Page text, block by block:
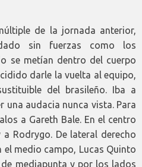
de la jornada anterior,
sin fuerzas como los
se metían dentro del cuerpo
darle la vuelta al equipo,
del brasileño. Iba a
una audacia nunca vista. Para
a Gareth Bale. En el centro
Rodrygo. De lateral derecho
el medio campo, Lucas Quinto
mediapunta y por los lados